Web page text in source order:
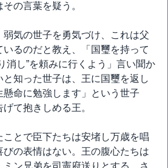
の言葉を疑う。
気の世子を勇気づけ、これは父
るのだと教え、「国璽を持って
消し”を頼みに行くよう」言い聞か
知った世子は、王に国璽を返し
命に勉強します」という世子
て抱きしめる王。
とで臣下たちは安堵し万歳を唱
びの表情はない。王の腹心たちは
ン兄弟を司憲府送りとする。さ